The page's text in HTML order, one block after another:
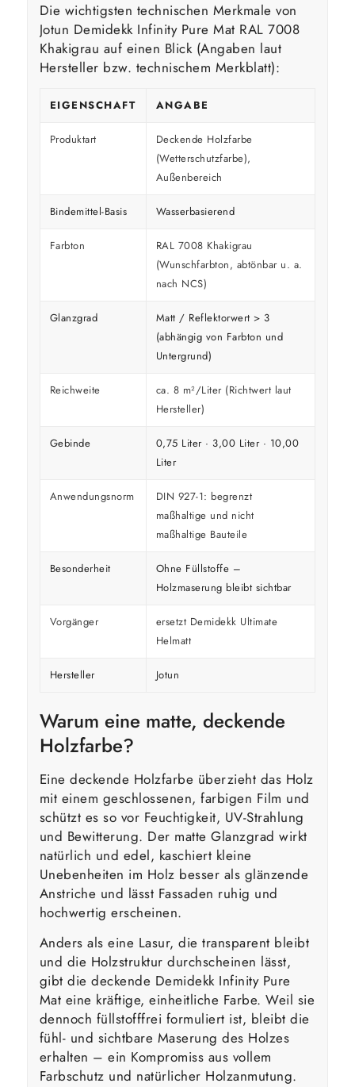
Die wichtigsten technischen Merkmale von
Jotun Demidekk Infinity Pure Mat RAL 7008
Khakigrau auf einen Blick (Angaben laut
Hersteller bzw. technischem Merkblatt):
EIGENSCHAFT ANGABE
Produktart
Deckende Holzfarbe
(Wetterschutzfarbe),
Außenbereich
Bindemittel-Basis Wasserbasierend
Farbton
RAL 7008 Khakigrau
(Wunschfarbton, abtönbar u. a.
nach NCS)
Glanzgrad
Matt / Reflektorwert > 3
(abhängig von Farbton und
Untergrund)
Reichweite
ca. 8 m²/Liter (Richtwert laut
Hersteller)
Gebinde
0,75 Liter · 3,00 Liter · 10,00
Liter
Anwendungsnorm
DIN 927-1: begrenzt
maßhaltige und nicht
maßhaltige Bauteile
Besonderheit
Ohne Füllstoffe –
Holzmaserung bleibt sichtbar
Vorgänger
ersetzt Demidekk Ultimate
Helmatt
Hersteller Jotun
Warum eine matte, deckende
Holzfarbe?
Eine deckende Holzfarbe überzieht das Holz
mit einem geschlossenen, farbigen Film und
schützt es so vor Feuchtigkeit, UV-Strahlung
und Bewitterung. Der matte Glanzgrad wirkt
natürlich und edel, kaschiert kleine
Unebenheiten im Holz besser als glänzende
Anstriche und lässt Fassaden ruhig und
hochwertig erscheinen.
Anders als eine Lasur, die transparent bleibt
und die Holzstruktur durchscheinen lässt,
gibt die deckende Demidekk Infinity Pure
Mat eine kräftige, einheitliche Farbe. Weil sie
dennoch füllstofffrei formuliert ist, bleibt die
fühl- und sichtbare Maserung des Holzes
erhalten – ein Kompromiss aus vollem
Farbschutz und natürlicher Holzanmutung.